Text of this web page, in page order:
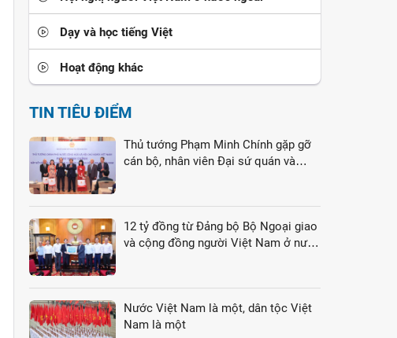
Dạy và học tiếng Việt
Hoạt động khác
TIN TIÊU ĐIỂM
Thủ tướng Phạm Minh Chính gặp gỡ
cán bộ, nhân viên Đại sứ quán và
12 tỷ đồng từ Đảng bộ Bộ Ngoại giao
và cộng đồng người Việt Nam ở nước
Nước Việt Nam là một, dân tộc Việt
Nam là một